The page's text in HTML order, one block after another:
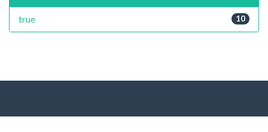
10
true